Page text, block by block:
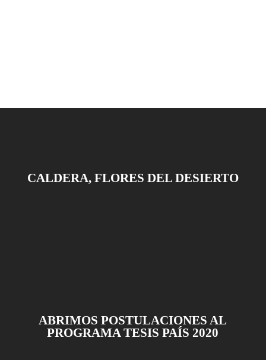
CALDERA, FLORES DEL DESIERTO
ABRIMOS POSTULACIONES AL
PROGRAMA TESIS PAÍS 2020